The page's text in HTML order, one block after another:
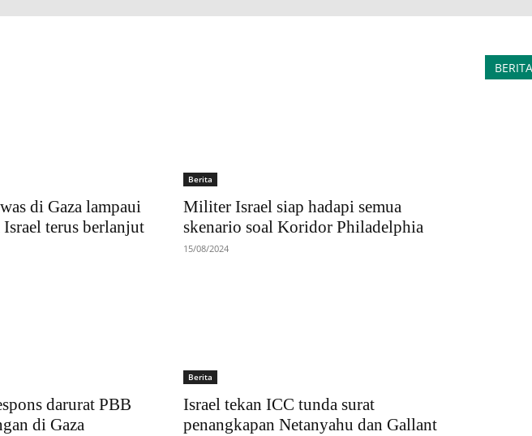
di Gaza lampaui
terus berlanjut
Berita
Militer Israel siap hadapi semua
skenario soal Koridor Philadelphia
15/08/2024
darurat PBB
di Gaza
Berita
Israel tekan ICC tunda surat
penangkapan Netanyahu dan Gallant